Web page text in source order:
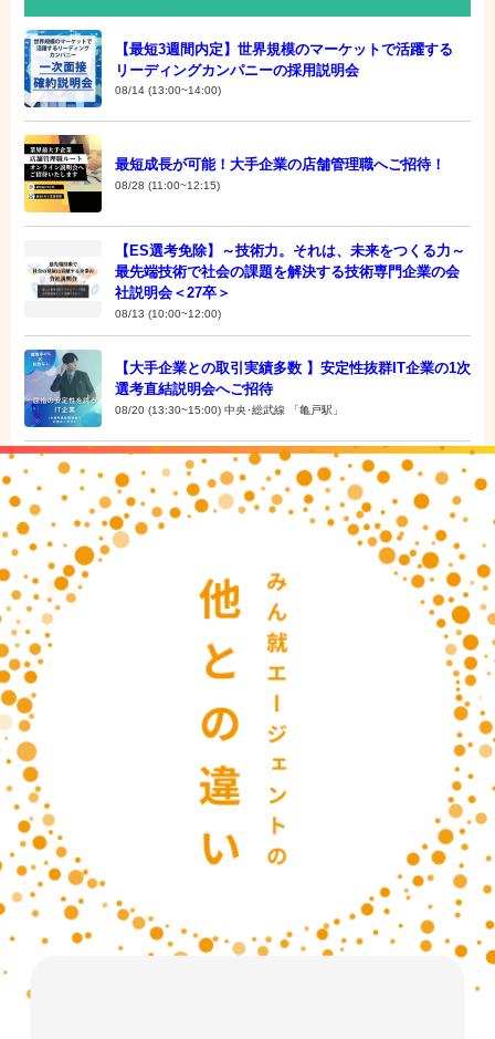
【最短3週間内定】世界規模のマーケットで活躍する
リーディングカンパニーの採用説明会
08/14 (13:00~14:00)
最短成長が可能！大手企業の店舗管理職へご招待！
08/28 (11:00~12:15)
【ES選考免除】～技術力。それは、未来をつくる力～
最先端技術で社会の課題を解決する技術専門企業の会
社説明会＜27卒＞
08/13 (10:00~12:00)
【大手企業との取引実績多数 】安定性抜群IT企業の1次
選考直結説明会へご招待
08/20 (13:30~15:00) 中央･総武線 「亀戸駅」
忙しい理系学生だからこその選考ルート
「パーソルクロステクノロジー様から届くメール内のURL」 から動画
をご視聴いただけます。